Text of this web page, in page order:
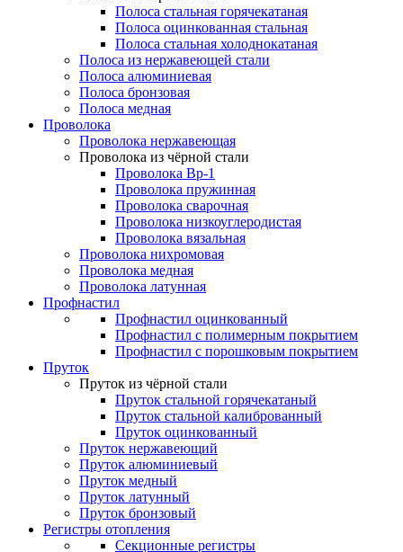
Полоса стальная горячекатаная
Полоса оцинкованная стальная
Полоса стальная холоднокатаная
Полоса из нержавеющей стали
Полоса алюминиевая
Полоса бронзовая
Полоса медная
Проволока
Проволока нержавеющая
Проволока из чёрной стали
Проволока Вр-1
Проволока пружинная
Проволока сварочная
Проволока низкоуглеродистая
Проволока вязальная
Проволока нихромовая
Проволока медная
Проволока латунная
Профнастил
Профнастил оцинкованный
Профнастил с полимерным покрытием
Профнастил с порошковым покрытием
Пруток
Пруток из чёрной стали
Пруток стальной горячекатаный
Пруток стальной калиброванный
Пруток оцинкованный
Пруток нержавеющий
Пруток алюминиевый
Пруток медный
Пруток латунный
Пруток бронзовый
Регистры отопления
Секционные регистры